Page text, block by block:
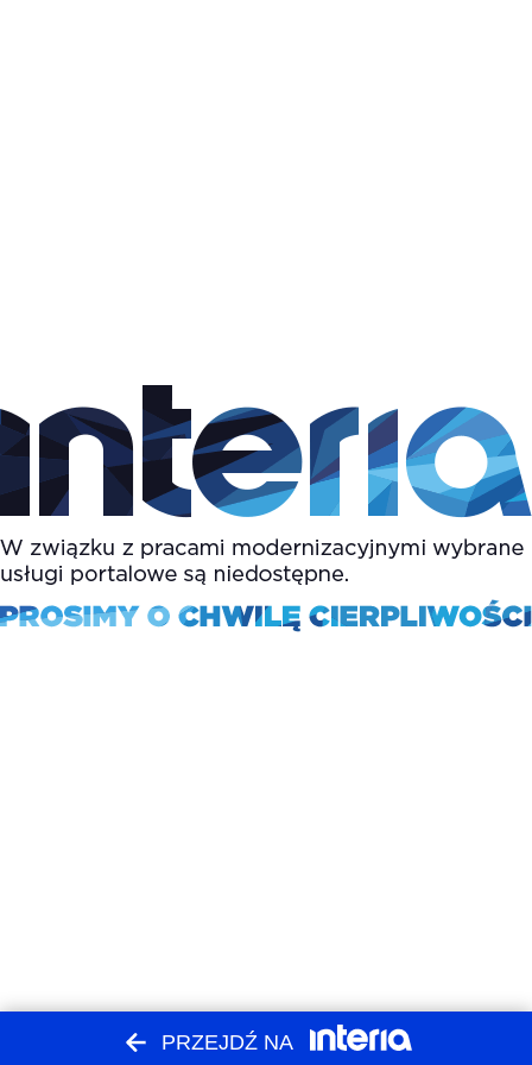
PRZEJDŹ NA